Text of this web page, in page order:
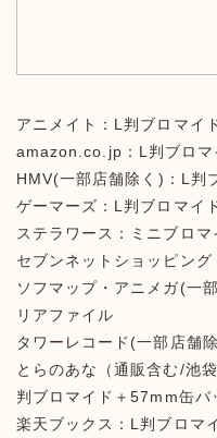
アニメイト：L判ブロマイ
amazon.co.jp：L判ブロマ
HMV(一部店舗除く)：L判
ゲーマーズ：L判ブロマイ
ステラワース：ミニブロ
セブンネットショッピング
ソフマップ・アニメガ(一
リアファイル
タワーレコード(一部店舗
とらのあな（通販含む/池
判ブロマイド＋57mm缶バ
楽天ブックス：L判ブロマ